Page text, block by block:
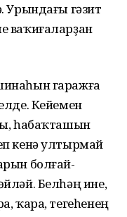
Урындағы гәзит
ваҡиғаларҙан
гаражға
Кейемен
һабаҡташын
кенә ултырмай
болғай-
Белһәң ине,
ҡара, тегеһенең